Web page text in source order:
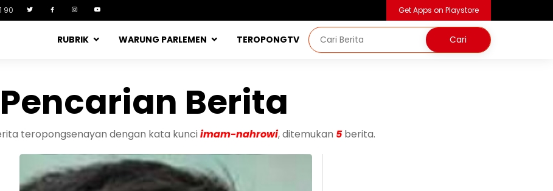
90 Get Apps on Playstore
RUBRIK WARUNG PARLEMEN TEROPONGTV
Pencarian Berita
teropongsenayan dengan kata kunciimam-nahrowi, ditemukan 5 berita.